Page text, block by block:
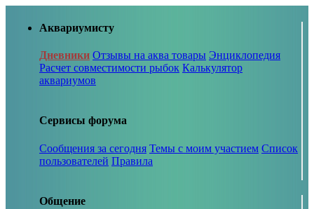
Аквариумисту
Дневники Отзывы на аква товары Энциклопедия
Расчет совместимости рыбок Калькулятор
аквариумов
Сервисы форума
Сообщения за сегодня Темы с моим участием Список
пользователей Правила
Общение